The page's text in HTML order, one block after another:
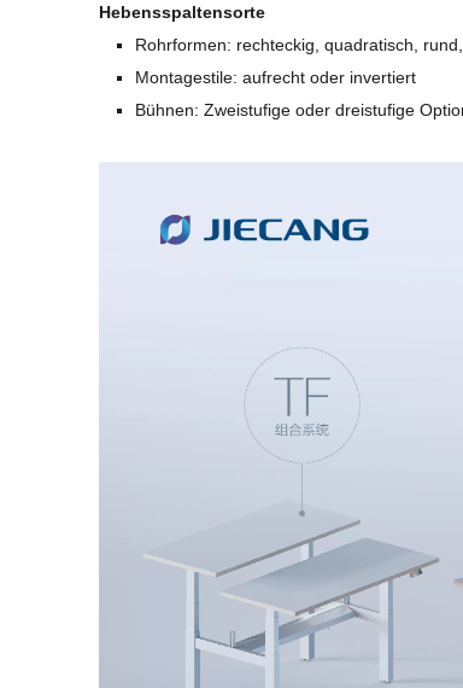
Hebensspaltensorte
Rohrformen: rechteckig, quadratisch,
Montagestile: aufrecht oder invertiert
Bühnen: Zweistufige oder dreistufige